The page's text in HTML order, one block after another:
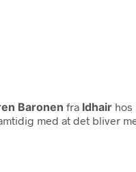
Baronen fra Idhair hos
med at det bliver